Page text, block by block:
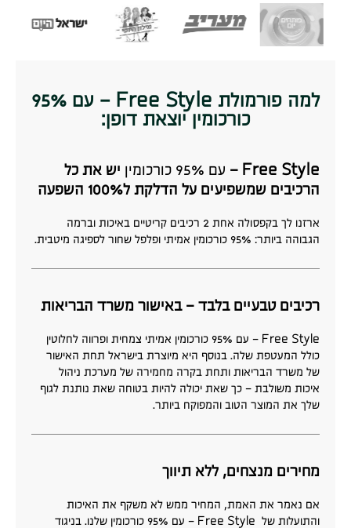
למה פורמולת Free Style – עם 95%
כורכומין יוצאת דופן:
Free Style – עם 95% כורכומין
יש את כל
הרכיבים שמשפיעים על הדלקת ל100% השפעה
ארזנו לך בקפסולה אחת 2 רכיבים קריטיים באיכות וברמה
הגבוהה ביותר: 95% כורכומין אמיתי ופלפל שחור לספיגה מיטבית.
רכיבים טבעיים בלבד – באישור משרד הבריאות
Free Style – עם 95% כורכומין אמיתי
צמחית ופרווה לחלוטין
כולל המעטפת שלה. בנוסף היא מיוצרת בישראל תחת האישור
של משרד הבריאות ותחת בקרה מחמירה של מערכת ניהול
איכות משולבת – כך שאת יכולה להיות בטוחה שאת נותנת לגוף
שלך את המוצר הטוב והמפוקח ביותר.
מחירים מנצחים, ללא תיווך
אם נאמר את האמת, המחיר ממש לא משקף את האיכות
והתועלות של
שלנו. בניגוד